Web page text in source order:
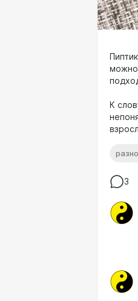
можно
К
3